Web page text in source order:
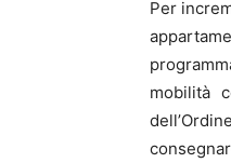
Per
mobilità